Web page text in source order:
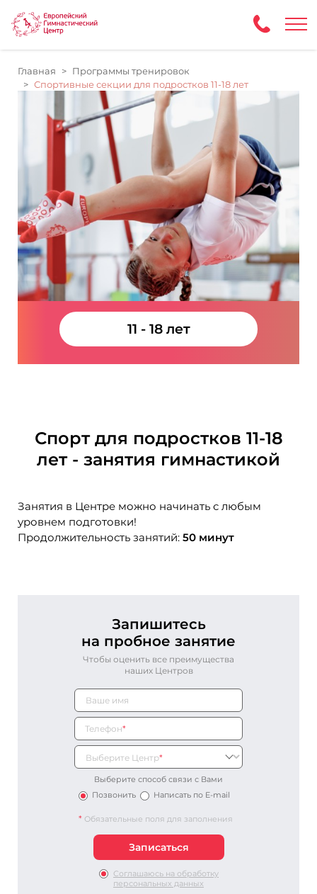
Главная
Программы тренировок
Спортивные секции для подростков 11-18 лет
11 - 18 лет
Спорт для подростков 11-18
лет - занятия гимнастикой
Занятия в Центре можно начинать с любым
уровнем подготовки!
Продолжительность занятий: 50 минут
Запишитесь
на пробное занятие
Чтобы оценить все преимущества
наших Центров
Телефон*
Выберите Центр*
Выберите способ связи с Вами
Позвонить
Написать по E-mail
* Обязательные поля для заполнения
Соглашаюсь на обработку
персональных данных